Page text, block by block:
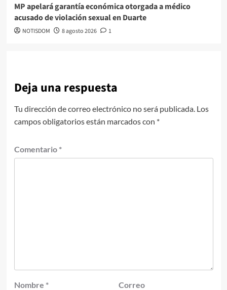
MP apelará garantía económica otorgada a médico
acusado de violación sexual en Duarte
NOTISDOM 8 agosto 2026 1
Deja una respuesta
Tu dirección de correo electrónico no será publicada. Los
campos obligatorios están marcados con *
Comentario *
Nombre *
Correo